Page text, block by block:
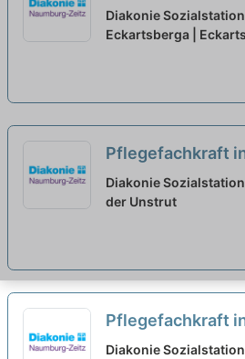
(m/w/d) – Wir
passenden Job
Diakonie
Eckartsberga |
Pflegefachkraft
(m/w/d) – Wir
unserem Team!
Diakonie
der Unstrut
Pflegefachkraft
Stunden)(m/w/d)
Diakonie Sozialstation